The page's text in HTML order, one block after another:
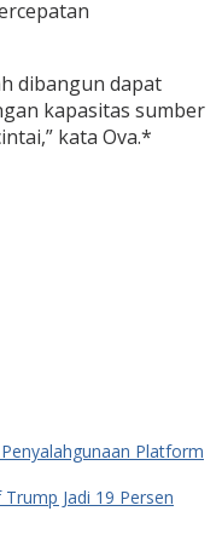
dibangun dapat
kapasitas sumber
kata Ova.*
Platform
Jadi 19 Persen